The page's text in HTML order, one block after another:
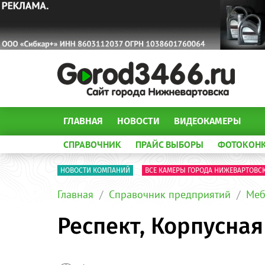
ГЛАВНАЯ НОВОСТИ ВИДЕОКАМЕРЫ
СПРАВОЧНИК ПРАЙС ВЫБОРЫ
НОВОСТИ КОМПАНИЙ ВСЕ КАМЕРЫ ГОРОДА
Главная Справочник предприятий
Респект,